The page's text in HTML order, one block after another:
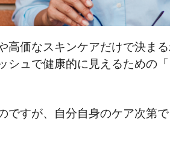
高価なスキンケアだけで決まる
シュで健康的に見えるための
ですが、自分自身のケア次第